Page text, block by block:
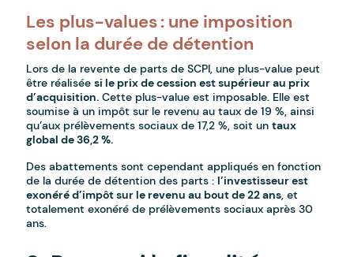
Les plus-values : une imposition
selon la durée de détention
Lors de la revente de parts de SCPI, une plus-value peut
être réaliséesi le prix de cession est supérieur au prix
d’acquisition. Cette plus-value est imposable. Elle est
soumise à un impôt sur le revenu au taux de 19 %, ainsi
qu’aux prélèvements sociaux de 17,2 %, soit untaux
global de 36,2 %.
Des abattements sont cependant appliqués en fonction
de la durée de détention des parts :l’investisseur est
exonéré d’impôt sur le revenu au bout de 22 ans, et
totalement exonéré de prélèvements sociaux après 30
ans.